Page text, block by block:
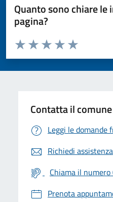
Quanto sono chiare
pagina?
Valuta da 1 a 5 stelle la pagina
Valuta 5
Valuta 4 stelle
Valuta 3 stelle su 5
Valuta 2 stelle su 5
Valuta 1 stelle su 5
Contatta il comune
Leggi le domande
Richiedi assistenza
Chiama il
Prenota